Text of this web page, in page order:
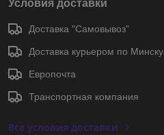
Условия доставки
Доставка "Самовывоз"
Доставка курьером по Минску
Европочта
Транспортная компания
Все условия доставки